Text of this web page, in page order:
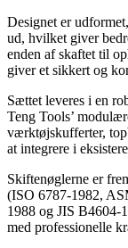
Designet er
ud, hvilket giver
enden af skaftet til
giver et sikkert og
Sættet leveres i en
Teng Tools’
værktøjskufferter,
at integrere i
Skiftenøglerne er
(ISO 6787-1982,
1988 og JIS
med professionelle